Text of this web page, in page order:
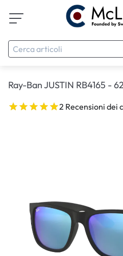
Ray-Ban JUSTIN RB4165 -
2 Recensioni dei